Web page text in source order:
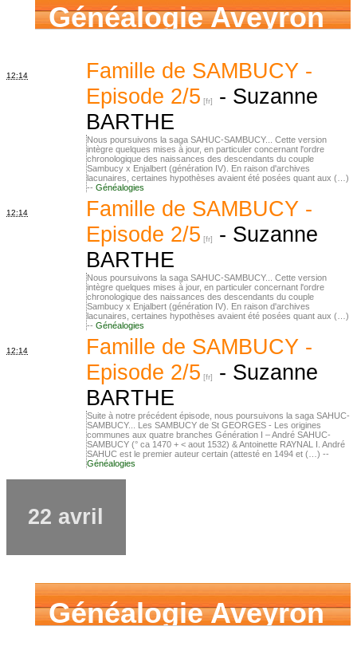
Généalogie Aveyron
12:14
Famille de SAMBUCY -
Episode 2/5
- Suzanne
BARTHE
Nous poursuivons la saga SAHUC-SAMBUCY... Cette version
intègre quelques mises à jour, en particuler concernant l'ordre
chronologique des naissances des descendants du couple
Sambucy x Enjalbert (génération IV). En raison d'archives
lacunaires, certaines hypothèses avaient été posées quant aux (…)
-- Généalogies
12:14
Famille de SAMBUCY -
Episode 2/5
- Suzanne
BARTHE
Nous poursuivons la saga SAHUC-SAMBUCY... Cette version
intègre quelques mises à jour, en particuler concernant l'ordre
chronologique des naissances des descendants du couple
Sambucy x Enjalbert (génération IV). En raison d'archives
lacunaires, certaines hypothèses avaient été posées quant aux (…)
-- Généalogies
12:14
Famille de SAMBUCY -
Episode 2/5
- Suzanne
BARTHE
Suite à notre précédent épisode, nous poursuivons la saga SAHUC-
SAMBUCY... Les SAMBUCY de St GEORGES - Les origines
communes aux quatre branches Génération I – André SAHUC-
SAMBUCY (° ca 1470 + < aout 1532) & Antoinette RAYNAL I. André
SAHUC est le premier auteur certain (attesté en 1494 et (…) --
Généalogies
22 avril
Généalogie Aveyron